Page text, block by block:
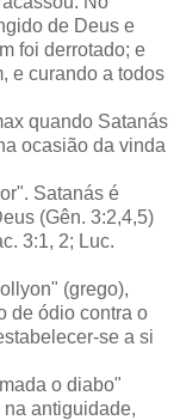
de Deus e
foi derrotado; e
e curando a todos
quando Satanás
ocasião da vinda
Satanás é
(Gên. 3:2,4,5)
3:1, 2; Luc.
(grego),
de ódio contra o
se a si
o diabo"
antiguidade,